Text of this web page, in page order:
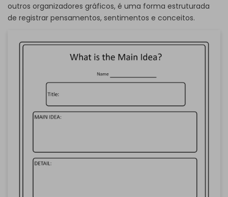
outros organizadores gráficos, é uma forma estruturada
de registrar pensamentos, sentimentos e conceitos.